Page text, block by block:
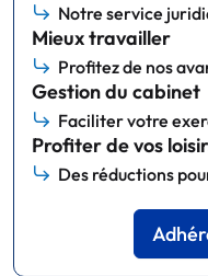
Notre service
Mieux travailler
Profitez de nos
Gestion du cabinet
Faciliter votre
Profiter de vos
Des réductions